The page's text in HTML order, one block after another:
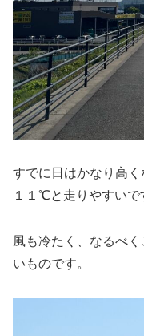
すでに日はかなり高
１１℃と走りやすいで
風も冷たく、なるべ
いものです。